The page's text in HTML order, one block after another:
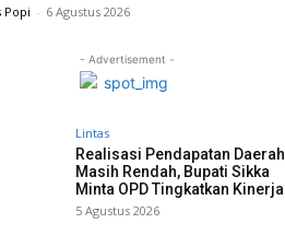
Popi - 6 Agustus 2026
- Advertisement -
Lintas
Realisasi Pendapatan Daerah
Masih Rendah, Bupati Sikka
Minta OPD Tingkatkan Kinerja
5 Agustus 2026